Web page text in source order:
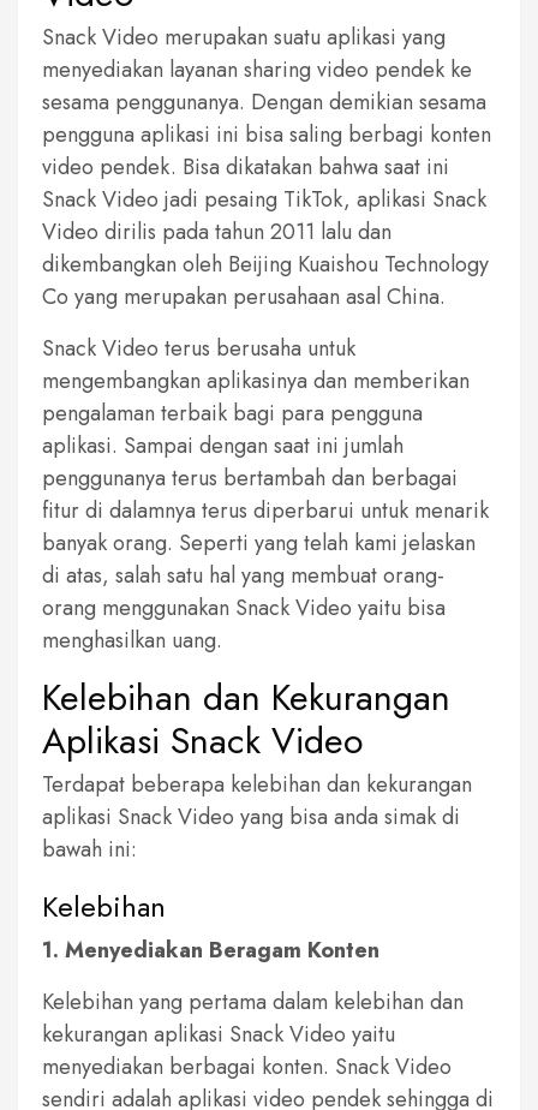
Snack Video merupakan suatu aplikasi yang
menyediakan layanan sharing video pendek ke
sesama penggunanya. Dengan demikian sesama
pengguna aplikasi ini bisa saling berbagi konten
video pendek. Bisa dikatakan bahwa saat ini
Snack Video jadi pesaing TikTok, aplikasi Snack
Video dirilis pada tahun 2011 lalu dan
dikembangkan oleh Beijing Kuaishou Technology
Co yang merupakan perusahaan asal China.
Snack Video terus berusaha untuk
mengembangkan aplikasinya dan memberikan
pengalaman terbaik bagi para pengguna
aplikasi. Sampai dengan saat ini jumlah
penggunanya terus bertambah dan berbagai
fitur di dalamnya terus diperbarui untuk menarik
banyak orang. Seperti yang telah kami jelaskan
di atas, salah satu hal yang membuat orang-
orang menggunakan Snack Video yaitu bisa
menghasilkan uang.
Kelebihan dan Kekurangan
Aplikasi Snack Video
Terdapat beberapa kelebihan dan kekurangan
aplikasi Snack Video yang bisa anda simak di
bawah ini:
Kelebihan
1. Menyediakan Beragam Konten
Kelebihan yang pertama dalam kelebihan dan
kekurangan aplikasi Snack Video yaitu
menyediakan berbagai konten. Snack Video
sendiri adalah aplikasi video pendek sehingga di